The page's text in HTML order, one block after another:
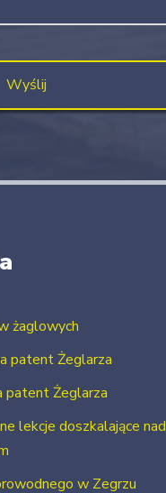
żaglowych
patent Żeglarza
patent Żeglarza
lekcje doszkalające nad
w Zegrzu